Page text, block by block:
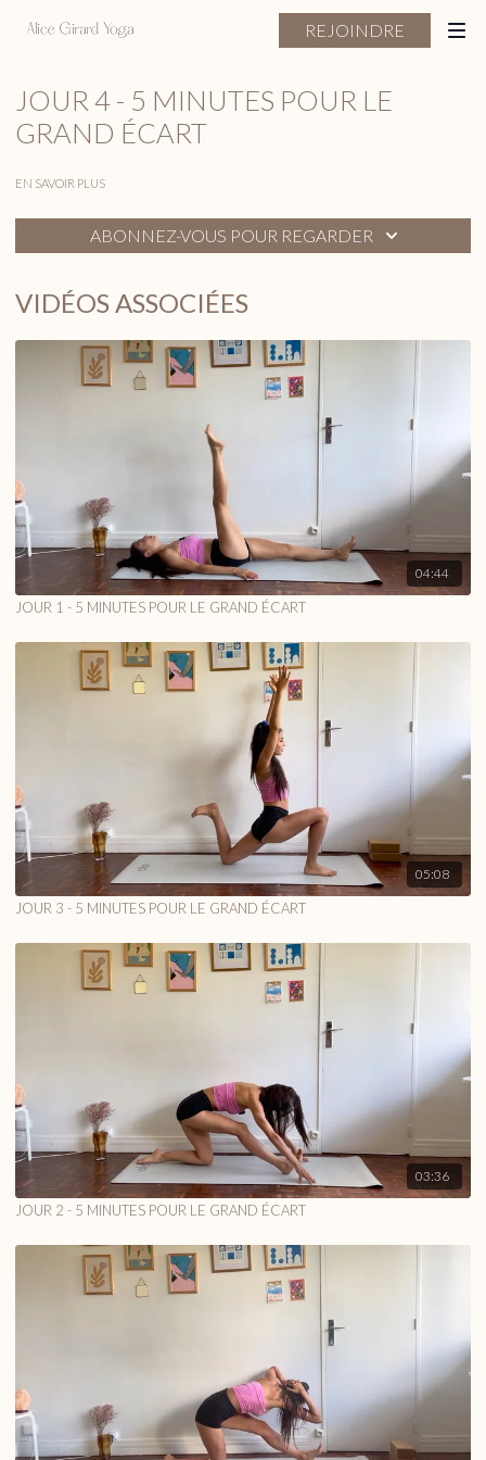
REJOINDRE
JOUR 4 - 5 MINUTES POUR LE
GRAND ÉCART
EN SAVOIR PLUS
ABONNEZ-VOUS POUR REGARDER
VIDÉOS ASSOCIÉES
04:44
JOUR 1 - 5 MINUTES POUR LE GRAND ÉCART
05:08
JOUR 3 - 5 MINUTES POUR LE GRAND ÉCART
03:36
JOUR 2 - 5 MINUTES POUR LE GRAND ÉCART